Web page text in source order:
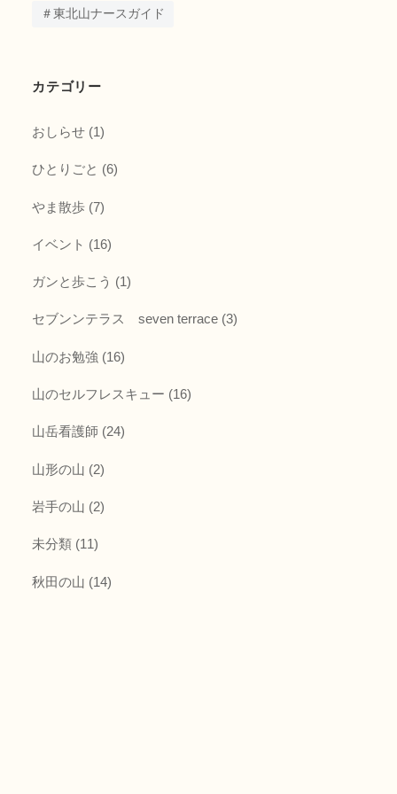
＃東北山ナースガイド
カテゴリー
おしらせ (1)
ひとりごと (6)
やま散歩 (7)
イベント (16)
ガンと歩こう (1)
セブンンテラス seven terrace (3)
山のお勉強 (16)
山のセルフレスキュー (16)
山岳看護師 (24)
山形の山 (2)
岩手の山 (2)
未分類 (11)
秋田の山 (14)